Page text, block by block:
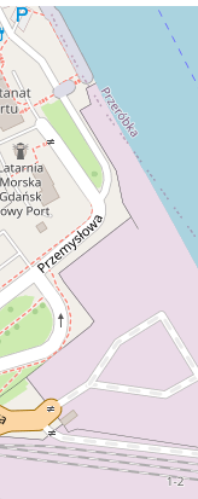
Dworzec Główny,
ulicy Karmelickiej
i dalej –
– hotele „Grand
i „Continental”.
ulicy Elżbietańskiej
W
i Głównego Miasta, od
po Ratusz.(Ok.